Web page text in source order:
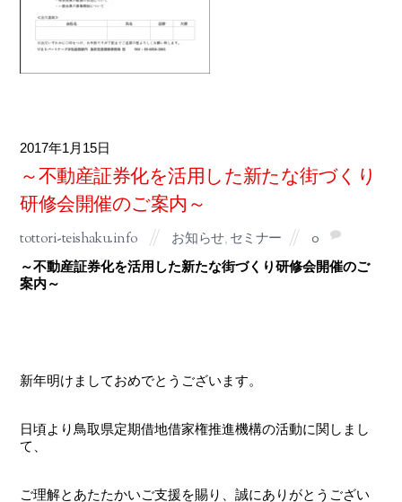
15
1月
2017
～不動産証券化を活用した新たな街づくり
研修会開催のご案内～
tottori-teishaku.info お知らせ,セミナー 0
～不動産証券化を活用した新たな街づくり研修会開催のご
案内～
新年明けましておめでとうございます。
日頃より鳥取県定期借地借家権推進機構の活動に関しまし
て、
ご理解とあたたかいご支援を賜り、誠にありがとうござい